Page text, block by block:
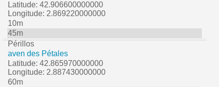
Latitude: 42.906600000000
Longitude: 2.869220000000
10m
45m
Périllos
aven des Pétales
Latitude: 42.865970000000
Longitude: 2.887430000000
60m